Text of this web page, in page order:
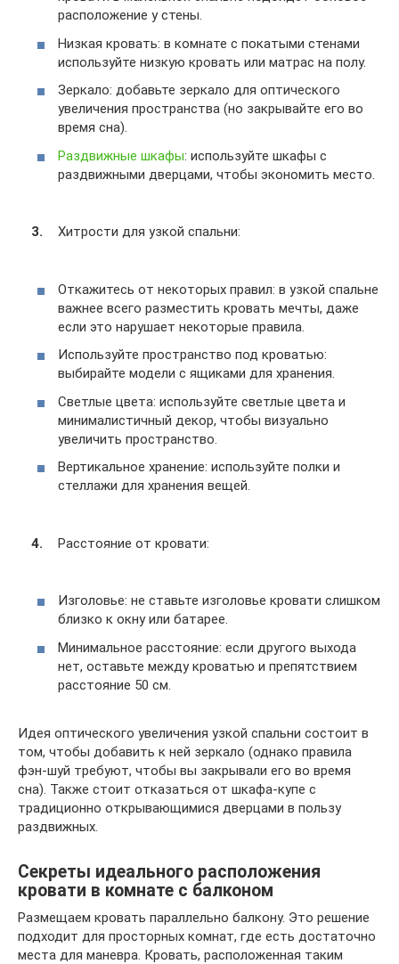
расположение у стены.
Низкая кровать: в комнате с покатыми стенами
используйте низкую кровать или матрас на полу.
Зеркало: добавьте зеркало для оптического
увеличения пространства (но закрывайте его во
время сна).
Раздвижные шкафы: используйте шкафы с
раздвижными дверцами, чтобы экономить место.
Хитрости для узкой спальни:
Откажитесь от некоторых правил: в узкой спальне
важнее всего разместить кровать мечты, даже
если это нарушает некоторые правила.
Используйте пространство под кроватью:
выбирайте модели с ящиками для хранения.
Светлые цвета: используйте светлые цвета и
минималистичный декор, чтобы визуально
увеличить пространство.
Вертикальное хранение: используйте полки и
стеллажи для хранения вещей.
Расстояние от кровати:
Изголовье: не ставьте изголовье кровати слишком
близко к окну или батарее.
Минимальное расстояние: если другого выхода
нет, оставьте между кроватью и препятствием
расстояние 50 см.
Идея оптического увеличения узкой спальни состоит в
том, чтобы добавить к ней зеркало (однако правила
фэн-шуй требуют, чтобы вы закрывали его во время
сна). Также стоит отказаться от шкафа-купе с
традиционно открывающимися дверцами в пользу
раздвижных.
Секреты идеального расположения
кровати в комнате с балконом
Размещаем кровать параллельно балкону. Это решение
подходит для просторных комнат, где есть достаточно
места для маневра. Кровать, расположенная таким